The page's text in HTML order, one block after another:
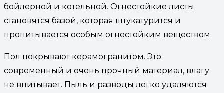
бойлерной и котельной. Огнестойкие листы
становятся базой, которая штукатурится и
пропитывается особым огнестойким веществом.
Пол покрывают керамогранитом. Это
современный и очень прочный материал, влагу
не впитывает. Пыль и разводы легко удаляются